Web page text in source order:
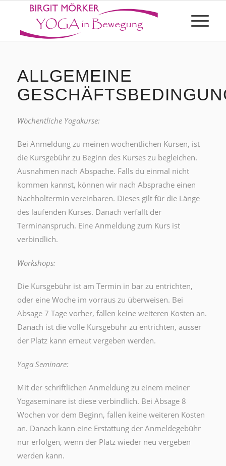
ALLGEMEINE
Wöchentliche Yogakurse:
Bei Anmeldung zu meinen wöchentlichen Kursen, ist
die Kursgebühr zu Beginn des Kurses zu begleichen.
Ausnahmen nach Abspache. Falls du einmal nicht
kommen kannst, können wir nach Absprache einen
Nachholtermin vereinbaren. Dieses gilt für die Länge
des laufenden Kurses. Danach verfällt der
Terminanspruch. Eine Anmeldung zum Kurs ist
verbindlich.
Workshops:
Die Kursgebühr ist am Termin in bar zu entrichten,
oder eine Woche im vorraus zu überweisen. Bei
Absage 7 Tage vorher, fallen keine weiteren Kosten an.
Danach ist die volle Kursgebühr zu entrichten, ausser
der Platz kann erneut vergeben werden.
Yoga Seminare:
Mit der schriftlichen Anmeldung zu einem meiner
Yogaseminare ist diese verbindlich. Bei Absage 8
Wochen vor dem Beginn, fallen keine weiteren Kosten
an. Danach kann eine Erstattung der Anmeldegebühr
nur erfolgen, wenn der Platz wieder neu vergeben
werden kann.